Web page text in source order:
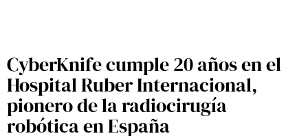
CyberKnife cumple 20 años en el
Hospital Ruber Internacional,
pionero de la radiocirugía
robótica en España